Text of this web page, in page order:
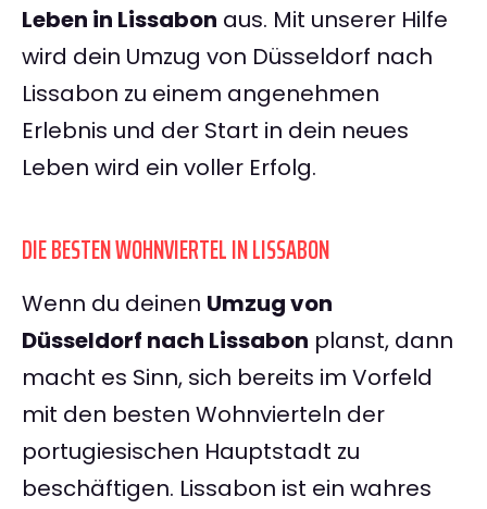
Leben in Lissabon aus. Mit unserer Hilfe
wird dein Umzug von Düsseldorf nach
Lissabon zu einem angenehmen
Erlebnis und der Start in dein neues
Leben wird ein voller Erfolg.
DIE BESTEN WOHNVIERTEL IN LISSABON
Wenn du deinen Umzug von
Düsseldorf nach Lissabon planst, dann
macht es Sinn, sich bereits im Vorfeld
mit den besten Wohnvierteln der
portugiesischen Hauptstadt zu
beschäftigen. Lissabon ist ein wahres